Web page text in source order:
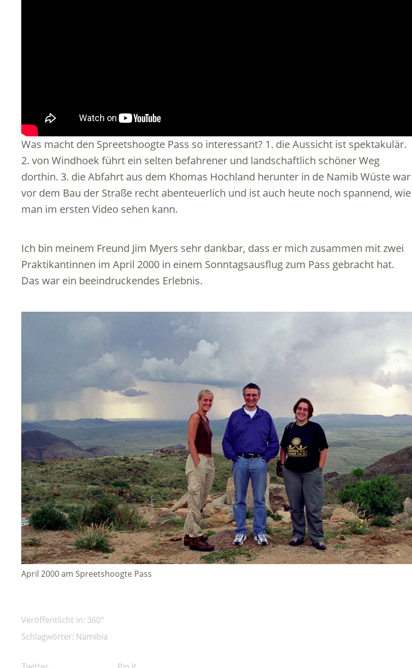
Was macht den Spreetshoogte Pass so interessant? 1. die Aussicht ist spektakulär.
2. von Windhoek führt ein selten befahrener und landschaftlich schöner Weg
dorthin. 3. die Abfahrt aus dem Khomas Hochland herunter in de Namib Wüste war
vor dem Bau der Straße recht abenteuerlich und ist auch heute noch spannend, wie
man im ersten Video sehen kann.
Ich bin meinem Freund Jim Myers sehr dankbar, dass er mich zusammen mit zwei
Praktikantinnen im April 2000 in einem Sonntagsausflug zum Pass gebracht hat.
Das war ein beeindruckendes Erlebnis.
April 2000 am Spreetshoogte Pass
Veröffentlicht in: 360°
Schlagwörter: Namibia